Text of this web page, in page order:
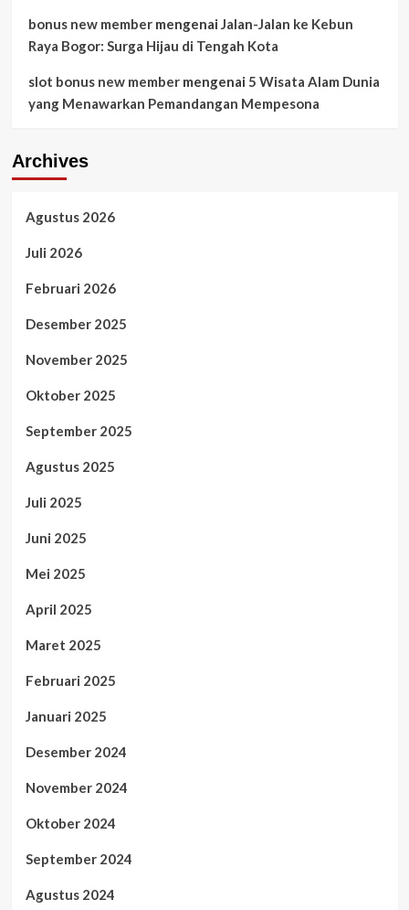
bonus new membermengenai Jalan-Jalan ke Kebun
Raya Bogor: Surga Hijau di Tengah Kota
slot bonus new membermengenai 5 Wisata Alam Dunia
yang Menawarkan Pemandangan Mempesona
Archives
Agustus 2026
Juli 2026
Februari 2026
Desember 2025
November 2025
Oktober 2025
September 2025
Agustus 2025
Juli 2025
Juni 2025
Mei 2025
April 2025
Maret 2025
Februari 2025
Januari 2025
Desember 2024
November 2024
Oktober 2024
September 2024
Agustus 2024